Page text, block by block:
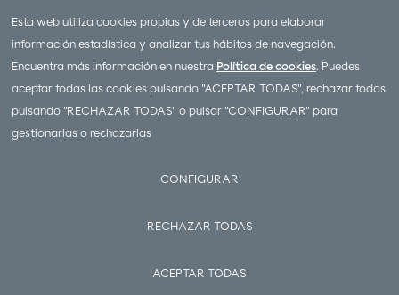
Esta web utiliza cookies propias y de terceros para elaborar
información estadística y analizar tus hábitos de navegación.
Encuentra más información en nuestra Política de cookies. Puedes
aceptar todas las cookies pulsando "ACEPTAR TODAS", rechazar todas
pulsando "RECHAZAR TODAS" o pulsar "CONFIGURAR" para
gestionarlas o rechazarlas
CONFIGURAR
RECHAZAR TODAS
ACEPTAR TODAS
ANTICONGELANTE SUPER COOLANT 50%